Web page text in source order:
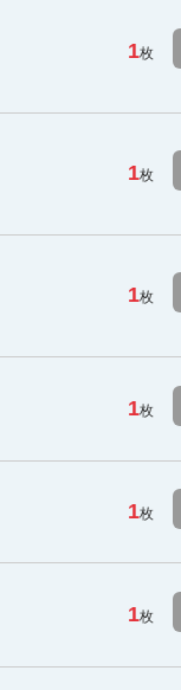
1枚
1枚
1枚
1枚
1枚
1枚